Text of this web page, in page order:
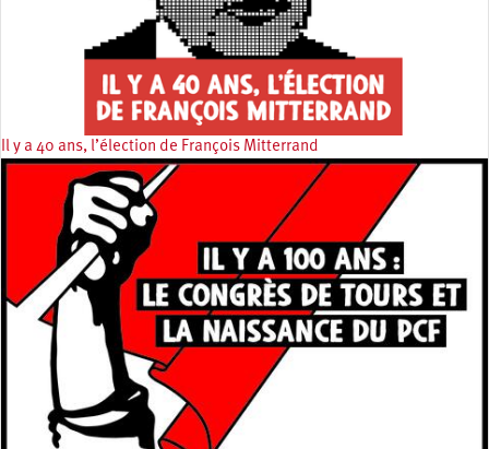
Il y a 40 ans, l’élection de François Mitterrand